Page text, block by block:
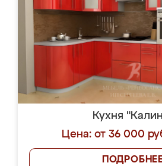
Кухня
Цена: от 36 000